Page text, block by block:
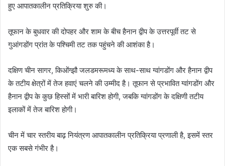
हुए आपातकालीन प्रतिक्रिया शुरु की।
तूफान के बुधवार की दोपहर और शाम के बीच हैनान द्वीप के उत्तरपूर्वी तट से
गुआंगडोंग प्रांत के पश्चिमी तट तक पहुंचने की आशंका है।
दक्षिण चीन सागर, किओंग्झौ जलडमरूमध्य के साथ-साथ ग्वांगडोंग और हैनान द्वीप
के तटीय क्षेत्रों में तेज हवाएं चलने की उम्मीद है। तूफान से प्रभावित ग्वांगडोंग और
हैनान द्वीप के कुछ हिस्सों में भारी बारिश होगी, जबकि ग्वांगडोंग के दक्षिणी तटीय
इलाकों में तेज बारिश होगी।
चीन में चार स्तरीय बाढ़ नियंत्रण आपातकालीन प्रतिक्रिया प्रणाली है, इसमें स्तर
एक सबसे गंभीर है।